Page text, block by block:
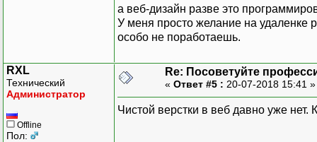
а веб-дизайн разве это
У меня просто желание на удаленке
особо не поработаешь.
RXL
Технический
Администратор
Offline
Пол:
Re: Посоветуйте
« Ответ #5 : 20-07-2018 15:41
Чистой верстки в веб давно уже нет.